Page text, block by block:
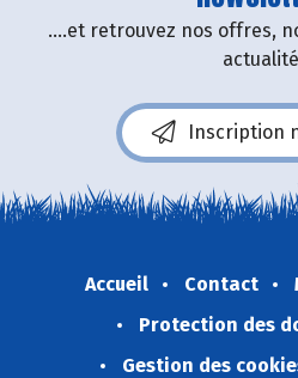
....et retrouvez nos offres,
Inscription
Accueil Contact
Protection des
Gestion des